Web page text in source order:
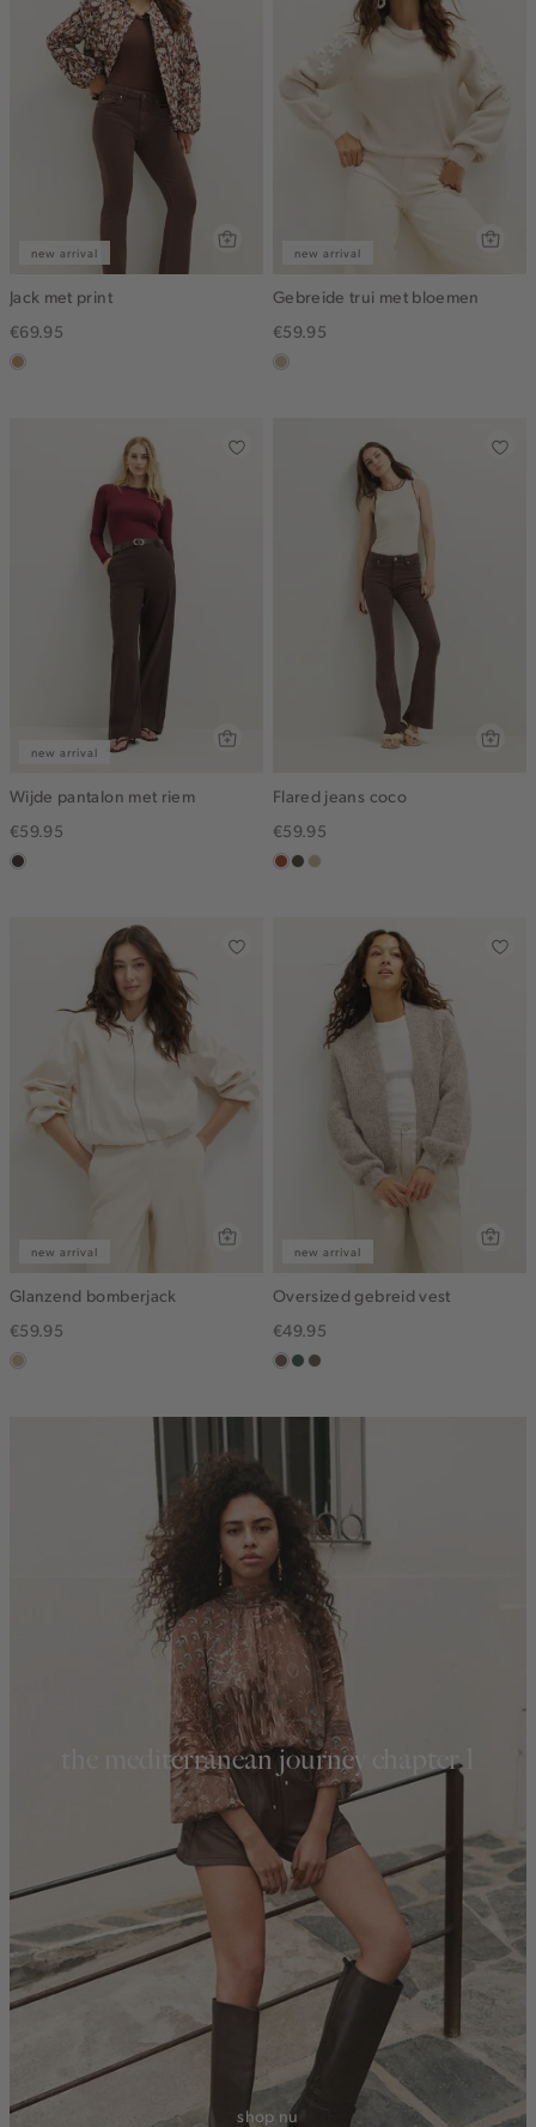
new arrival
Jack met print
€69.95
camel
new arrival
Gebreide trui met bloemen
€59.95
lichtzand
new arrival
Wijde pantalon met riem
€59.95
choco
Flared jeans coco
€59.95
bruin
donkerkhaki
lichtzand
new arrival
Glanzend bomberjack
€59.95
lichtzand
new arrival
Oversized gebreid vest
€49.95
taupe
groen,
bruin
the mediterranean journey chapter 1
shop nu